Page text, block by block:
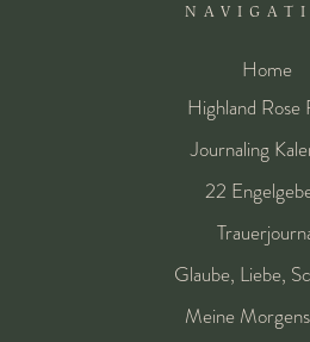
Home
Highland Rose
Journaling
22
Glaube, Liebe,
Meine